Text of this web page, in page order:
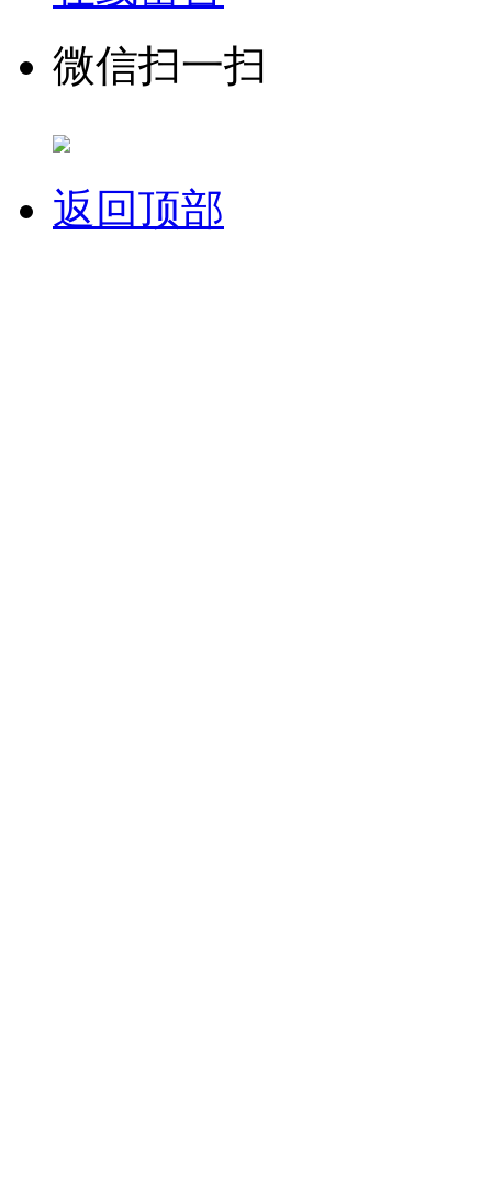
微信扫一扫
返回顶部